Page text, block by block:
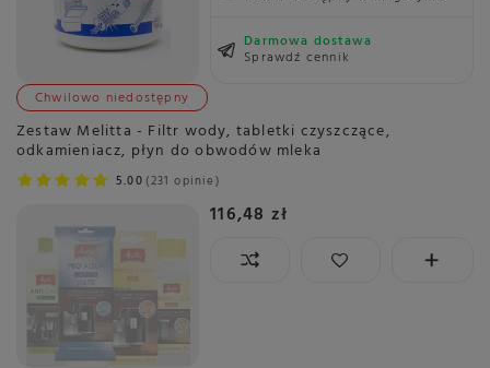
Darmowa dostawa
Sprawdź cennik
Chwilowo niedostępny
Zestaw Melitta - Filtr wody, tabletki czyszczące,
odkamieniacz, płyn do obwodów mleka
5.00 231 opinie
116,48 zł